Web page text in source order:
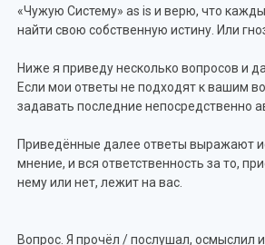
«Чужую Систему» as is и верю, что
найти свою собственную истину. Или
Ниже я приведу несколько вопросов и
Если мои ответы не подходят к вашим
задавать последние непосредственно
Приведённые далее ответы выражают
мнение, и вся ответственность за то,
нему или нет, лежит на вас.
Вопрос. Я прочёл / послушал, осмыслил